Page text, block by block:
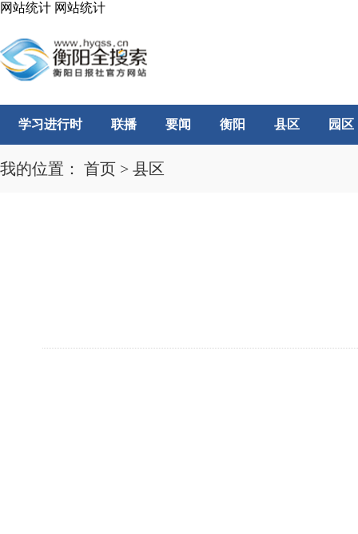
网站统计 网站统计
学习进行时 联播 要闻 衡阳 县区 园区
我的位置： 首页 > 县区